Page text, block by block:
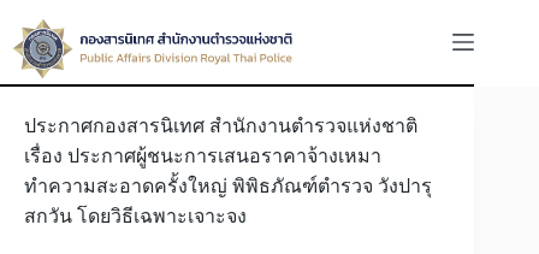
to
content
ประกาศกองสารนิเทศ สำนักงานตำรวจแห่งชาติ
เรื่อง ประกาศผู้ชนะการเสนอราคาจ้างเหมา
ทำความสะอาดครั้งใหญ่ พิพิธภัณฑ์ตำรวจ วังปารุ
สกวัน โดยวิธีเฉพาะเจาะจง